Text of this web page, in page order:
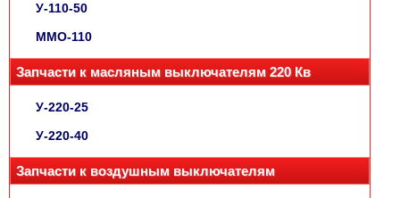
У-110-50
ММО-110
Запчасти к масляным выключателям 220 Кв
У-220-25
У-220-40
Запчасти к воздушным выключателям